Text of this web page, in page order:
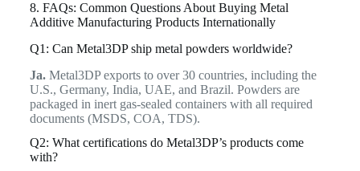
8. FAQs: Common Questions About Buying Metal
Additive Manufacturing Products Internationally
Q1: Can Metal3DP ship metal powders worldwide?
Ja.Metal3DP exports to over 30 countries, including the
U.S., Germany, India, UAE, and Brazil. Powders are
packaged in inert gas-sealed containers with all required
documents (MSDS, COA, TDS).
Q2: What certifications do Metal3DP’s products come
with?